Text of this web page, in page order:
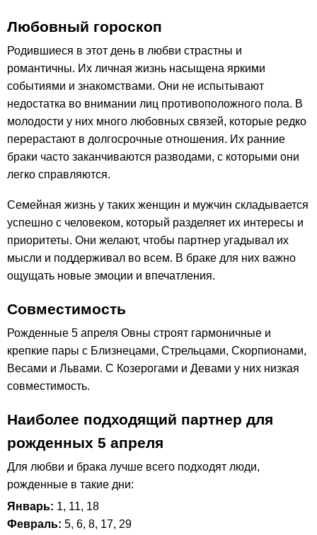
Любовный гороскоп
Родившиеся в этот день в любви страстны и
романтичны. Их личная жизнь насыщена яркими
событиями и знакомствами. Они не испытывают
недостатка во внимании лиц противоположного пола. В
молодости у них много любовных связей, которые редко
перерастают в долгосрочные отношения. Их ранние
браки часто заканчиваются разводами, с которыми они
легко справляются.
Семейная жизнь у таких женщин и мужчин складывается
успешно с человеком, который разделяет их интересы и
приоритеты. Они желают, чтобы партнер угадывал их
мысли и поддерживал во всем. В браке для них важно
ощущать новые эмоции и впечатления.
Совместимость
Рожденные 5 апреля Овны строят гармоничные и
крепкие пары с Близнецами, Стрельцами, Скорпионами,
Весами и Львами. С Козерогами и Девами у них низкая
совместимость.
Наиболее подходящий партнер для
рожденных 5 апреля
Для любви и брака лучше всего подходят люди,
рожденные в такие дни:
Январь: 1, 11, 18
Февраль: 5, 6, 8, 17, 29